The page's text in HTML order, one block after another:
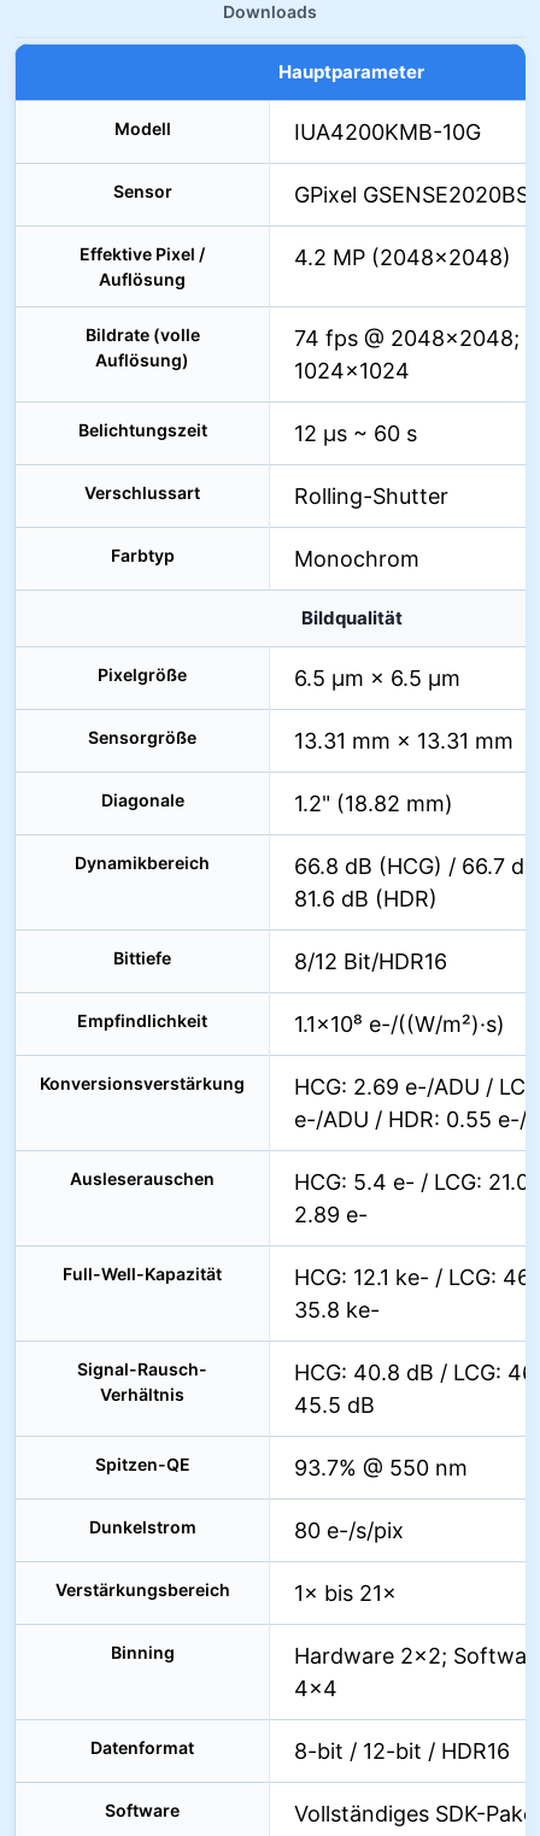
Downloads
Hauptparameter
Modell IUA4200KMB-10G
Sensor GPixel
Effektive Pixel /
Auflösung
4.2 MP (2048×2048)
Bildrate (volle
Auflösung)
74 fps @ 2048×2048;
1024×1024
Belichtungszeit 12 µs ~ 60 s
Verschlussart Rolling-Shutter
Farbtyp Monochrom
Bildqualität
Pixelgröße 6.5 µm × 6.5 µm
Sensorgröße 13.31 mm × 13.31 mm
Diagonale 1.2" (18.82 mm)
Dynamikbereich
66.8 dB (HCG) / 66.7
81.6 dB (HDR)
Bittiefe 8/12 Bit/HDR16
Empfindlichkeit 1.1×10⁸ e-/((W/m²)·s)
Konversionsverstärkung
HCG: 2.69 e-/ADU /
e-/ADU / HDR: 0.55 e-/
Ausleserauschen
HCG: 5.4 e- / LCG:
2.89 e-
Full-Well-Kapazität
HCG: 12.1 ke- / LCG:
35.8 ke-
Signal-Rausch-
Verhältnis
HCG: 40.8 dB / LCG:
45.5 dB
Spitzen-QE 93.7% @ 550 nm
Dunkelstrom 80 e-/s/pix
Verstärkungsbereich 1× bis 21×
Binning
Hardware 2×2;
4×4
Datenformat 8-bit / 12-bit / HDR16
Software Vollständiges SDK-